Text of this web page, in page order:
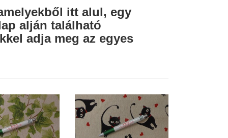
itt alul, egy
alján található
adja meg az egyes